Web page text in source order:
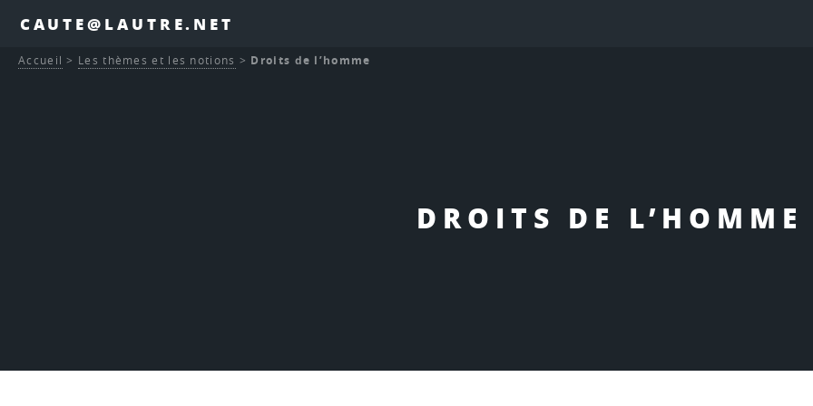
CAUTE@LAUTRE.NET
DROITS DE L’HOMME
Accueil > Les thèmes et les notions > Droits de l’homme